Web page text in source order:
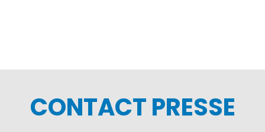
CONTACT PRESSE